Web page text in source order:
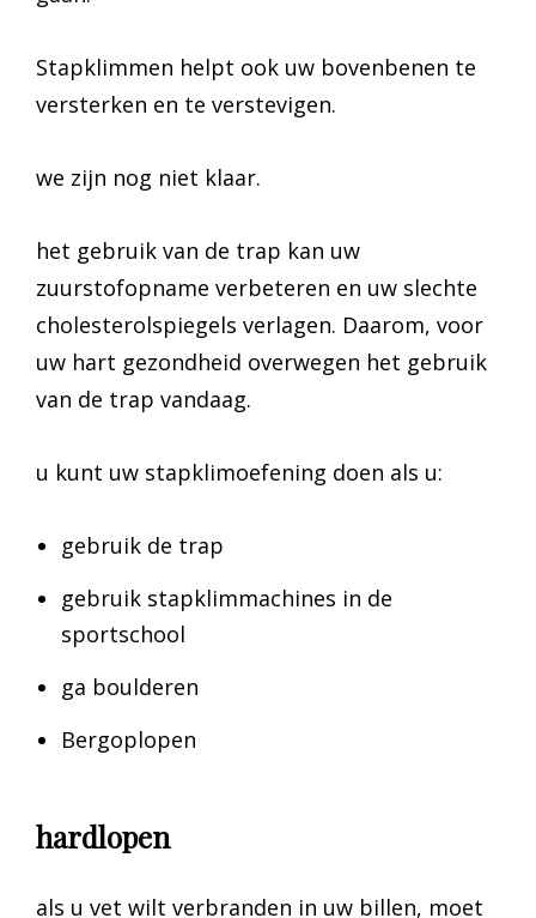
Stapklimmen helpt ook uw bovenbenen te
versterken en te verstevigen.
we zijn nog niet klaar.
het gebruik van de trap kan uw
zuurstofopname verbeteren en uw slechte
cholesterolspiegels verlagen. Daarom, voor
uw hart gezondheid overwegen het gebruik
van de trap vandaag.
u kunt uw stapklimoefening doen als u:
gebruik de trap
gebruik stapklimmachines in de
sportschool
ga boulderen
Bergoplopen
hardlopen
als u vet wilt verbranden in uw billen, moet